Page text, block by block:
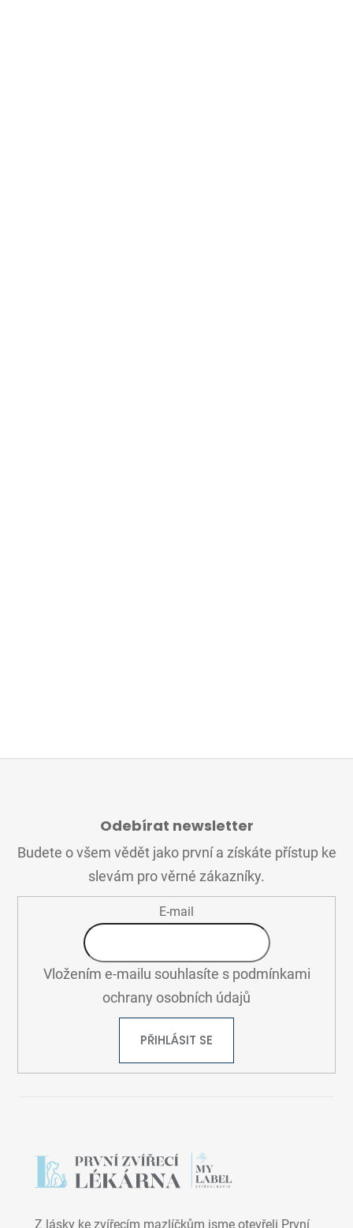
Odebírat newsletter
Budete o všem vědět jako první a získáte přístup ke
slevám pro věrné zákazníky.
E-mail
Vložením e-mailu souhlasíte s podmínkami
ochrany osobních údajů
PŘIHLÁSIT SE
Z lásky ke zvířecím mazlíčkům jsme otevřeli První